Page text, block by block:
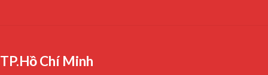
TP.Hồ Chí Minh